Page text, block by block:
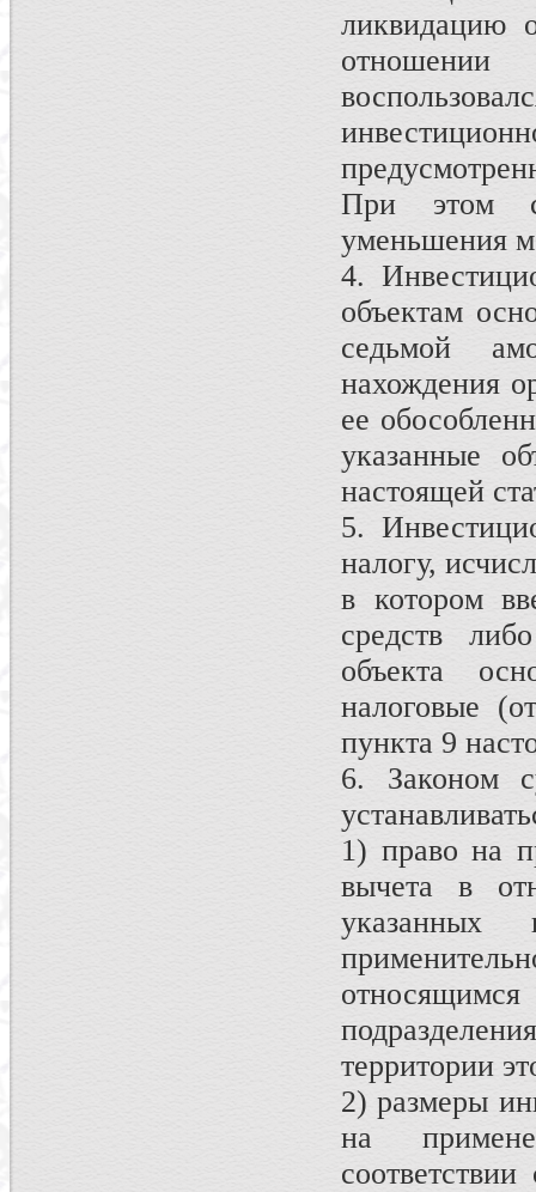
ликвидацию
отношении
При этом
уменьшения
4.
объектам
седьмой
нахождения
ее
указанные
настоящей
5.
налогу,
в котором
средств
объекта
налоговые
пункта 9
6. Законом
1) право на
вычета в
территории
2) размеры
на